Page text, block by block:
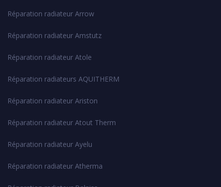
Réparation radiateur Arrow
Réparation radiateur Amstutz
Réparation radiateur Atole
Réparation radiateurs AQUITHERM
Réparation radiateur Ariston
Réparation radiateur Atout Therm
Réparation radiateur Ayelu
Réparation radiateur Atherma